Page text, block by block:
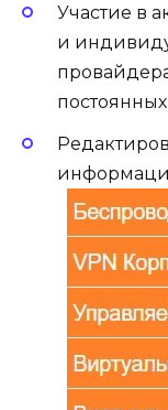
Участие в
и